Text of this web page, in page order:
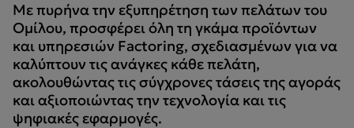
Με πυρήνα την εξυπηρέτηση των πελάτων του
Ομίλου, προσφέρει όλη τη γκάμα προϊόντων
και υπηρεσιών Factoring, σχεδιασμένων για να
καλύπτουν τις ανάγκες κάθε πελάτη,
ακολουθώντας τις σύγχρονες τάσεις της αγοράς
και αξιοποιώντας την τεχνολογία και τις
ψηφιακές εφαρμογές.